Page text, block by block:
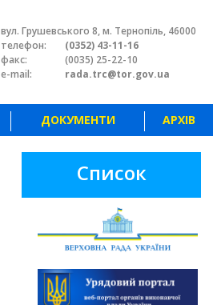
вул. Грушевського 8, м. Тернопіль, 46000
телефон:
(0352) 43-11-16
факс:
(0035) 25-22-10
e-mail:
rada.trc@tor.gov.ua
ДОКУМЕНТИ АРХІВ
Список